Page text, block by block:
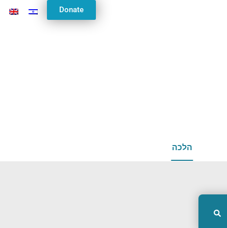
Donate
הלכה